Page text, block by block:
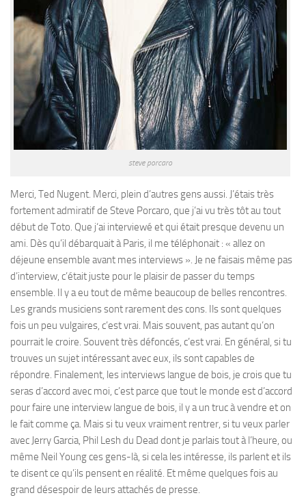
steve porcaro
Merci, Ted Nugent. Merci, plein d’autres gens aussi. J’étais très
fortement admiratif de Steve Porcaro, que j’ai vu très tôt au tout
début de Toto. Que j‘ai interviewé et qui était presque devenu un
ami. Dès qu’il débarquait à Paris, il me téléphonait : « allez on
déjeune ensemble avant mes interviews ». Je ne faisais même pas
d’interview, c’était juste pour le plaisir de passer du temps
ensemble. Il y a eu tout de même beaucoup de belles rencontres.
Les grands musiciens sont rarement des cons. Ils sont quelques
fois un peu vulgaires, c’est vrai. Mais souvent, pas autant qu’on
pourrait le croire. Souvent très défoncés, c’est vrai. En général, si tu
trouves un sujet intéressant avec eux, ils sont capables de
répondre. Finalement, les interviews langue de bois, je crois que tu
seras d’accord avec moi, c’est parce que tout le monde est d’accord
pour faire une interview langue de bois, il y a un truc à vendre et on
le fait comme ça. Mais si tu veux vraiment rentrer, si tu veux parler
avec Jerry Garcia, Phil Lesh du Dead dont je parlais tout à l’heure, ou
même Neil Young ces gens-là, si cela les intéresse, ils parlent et ils
te disent ce qu’ils pensent en réalité. Et même quelques fois au
grand désespoir de leurs attachés de presse.